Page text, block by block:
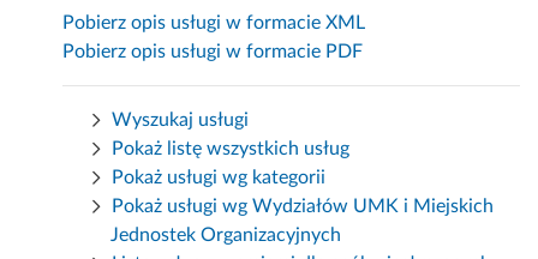
Pobierz opis usługi w formacie XML
Pobierz opis usługi w formacie PDF
Wyszukaj usługi
Pokaż listę wszystkich usług
Pokaż usługi wg kategorii
Pokaż usługi wg Wydziałów UMK i Miejskich
Jednostek Organizacyjnych